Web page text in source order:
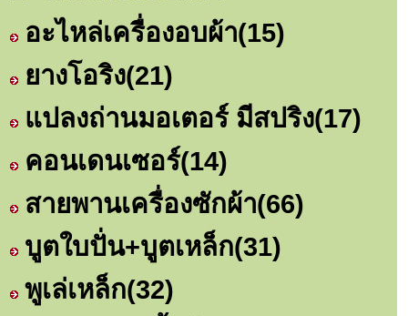
อะไหล่เครื่องอบผ้า(15)
ยางโอริง(21)
แปลงถ่านมอเตอร์ มีสปริง(17)
คอนเดนเซอร์(14)
สายพานเครื่องซักผ้า(66)
บูตใบปั่น+บูตเหล็ก(31)
พูเล่เหล็ก(32)